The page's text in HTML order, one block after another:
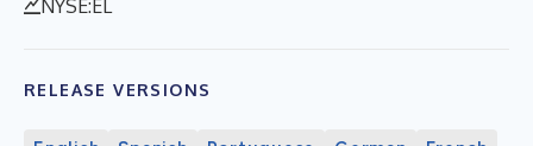
NYSE:EL
RELEASE VERSIONS